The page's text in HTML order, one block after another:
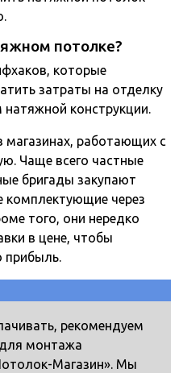
потолке?
которые
затраты на отделку
конструкции.
магазинах, работающих с
Чаще всего частные
бригады закупают
комплектующие через
того, они нередко
в цене, чтобы
прибыль.
рекомендуем
для монтажа
Магазин». Мы